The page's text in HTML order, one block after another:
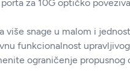
za 10G optičko
snage u malom i
funkcionalnost
ograničenje propusnog